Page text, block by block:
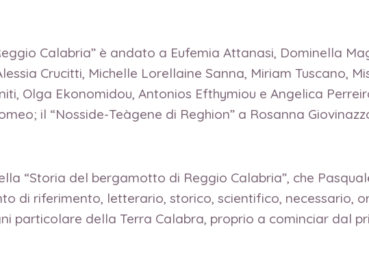
Calabria” è andato a Eufemia Attanasi, Dominella
Crucitti, Michelle Lorellaine Sanna, Miriam Tuscano,
Olga Ekonomidou, Antonios Efthymiou e Angelica
il “Nosside-Teàgene di Reghion” a Rosanna
“Storia del bergamotto di Reggio Calabria”, che
di riferimento, letterario, storico, scientifico, necessario,
particolare della Terra Calabra, proprio a cominciar dal